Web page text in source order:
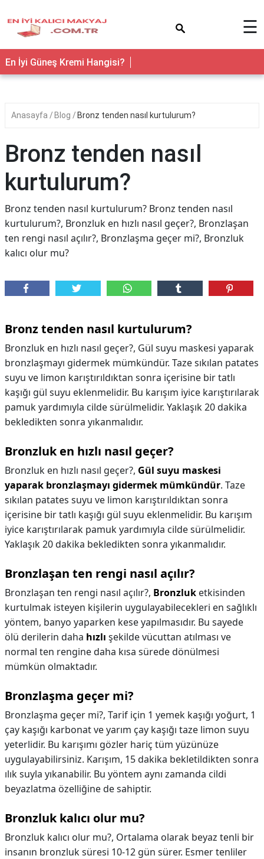
☰
En İyi Güneş Kremi Hangisi?
Anasayfa Blog Bronz tenden nasıl kurtulurum?
Bronz tenden nasıl
kurtulurum?
Bronz tenden nasıl kurtulurum? Bronz tenden nasıl
kurtulurum?, Bronzluk en hızlı nasıl geçer?, Bronzlaşan
ten rengi nasıl açılır?, Bronzlaşma geçer mi?, Bronzluk
kalıcı olur mu?
Bronz tenden nasıl kurtulurum?
Bronzluk en hızlı nasıl geçer?, Gül suyu maskesi yaparak
bronzlaşmayı gidermek mümkündür. Taze sıkılan patates
suyu ve limon karıştırıldıktan sonra içerisine bir tatlı
kaşığı gül suyu eklenmelidir. Bu karışım iyice karıştırılarak
pamuk yardımıyla cilde sürülmelidir. Yaklaşık 20 dakika
bekledikten sonra yıkanmalıdır.
Bronzluk en hızlı nasıl geçer?
Bronzluk en hızlı nasıl geçer?, Gül suyu maskesi
yaparak bronzlaşmayı gidermek mümkündür. Taze
sıkılan patates suyu ve limon karıştırıldıktan sonra
içerisine bir tatlı kaşığı gül suyu eklenmelidir. Bu karışım
iyice karıştırılarak pamuk yardımıyla cilde sürülmelidir.
Yaklaşık 20 dakika bekledikten sonra yıkanmalıdır.
Bronzlaşan ten rengi nasıl açılır?
Bronzlaşan ten rengi nasıl açılır?, Bronzluk etkisinden
kurtulmak isteyen kişilerin uygulayabilecekleri en sağlıklı
yöntem, banyo yaparken kese yapılmasıdır. Bu sayede
ölü derilerin daha hızlı şekilde vücuttan atılması ve
normal ten rengine daha kısa sürede dönülmesi
mümkün olmaktadır.
Bronzlaşma geçer mi?
Bronzlaşma geçer mi?, Tarif için 1 yemek kaşığı yoğurt, 1
çay kaşığı karbonat ve yarım çay kaşığı taze limon suyu
yeterlidir. Bu karışımı gözler hariç tüm yüzünüze
uygulayabilirsiniz. Karışım, 15 dakika bekletildikten sonra
ılık suyla yıkanabilir. Bu yöntem aynı zamanda cildi
beyazlatma özelliğine de sahiptir.
Bronzluk kalıcı olur mu?
Bronzluk kalıcı olur mu?, Ortalama olarak beyaz tenli bir
insanın bronzluk süresi 10-12 gün sürer. Esmer tenliler